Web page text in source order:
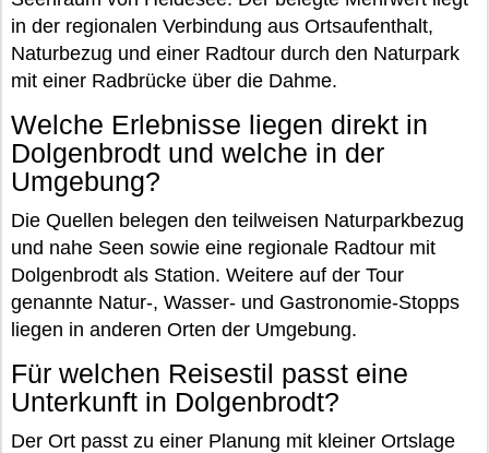
in der regionalen Verbindung aus Ortsaufenthalt,
Naturbezug und einer Radtour durch den Naturpark
mit einer Radbrücke über die Dahme.
Welche Erlebnisse liegen direkt in
Dolgenbrodt und welche in der
Umgebung?
Die Quellen belegen den teilweisen Naturparkbezug
und nahe Seen sowie eine regionale Radtour mit
Dolgenbrodt als Station. Weitere auf der Tour
genannte Natur-, Wasser- und Gastronomie-Stopps
liegen in anderen Orten der Umgebung.
Für welchen Reisestil passt eine
Unterkunft in Dolgenbrodt?
Der Ort passt zu einer Planung mit kleiner Ortslage